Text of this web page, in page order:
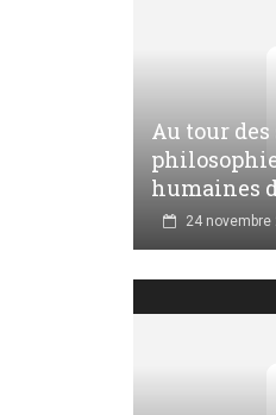
Au tour des
humaines
24 novembre